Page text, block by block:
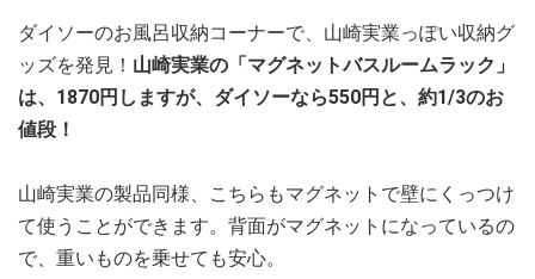
ダイソーのお風呂収納コーナーで、山崎実業っぽい収納グ
ッズを発見！ 山崎実業の「マグネットバスルームラック」
は、1870円しますが、ダイソーなら550円と、約1/3のお
値段！
山崎実業の製品同様、こちらもマグネットで壁にくっつけ
て使うことができます。背面がマグネットになっているの
で、重いものを乗せても安心。